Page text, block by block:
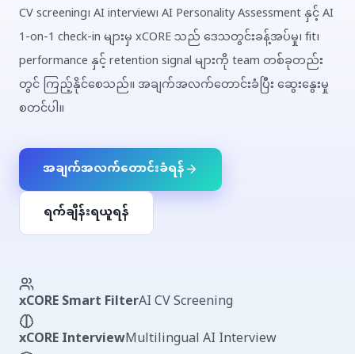
CV screening၊ AI interview၊ AI Personality Assessment နှင့် AI
1-on-1 check-in များမှ xCORE သည် ဒေသတွင်းခန့်အပ်မှု၊ fit၊
performance နှင့် retention signal များကို team တစ်ခုတည်း
တွင် ကြည့်နိုင်စေသည်။ အချက်အလက်တောင်းခံပြီး ဆွေးနွေးမှု
စတင်ပါ။
အချက်အလက်တောင်းခံရန်
ရက်ချိန်းရယူရန်
xCORE Smart FilterAI CV Screening
xCORE InterviewMultilingual AI Interview